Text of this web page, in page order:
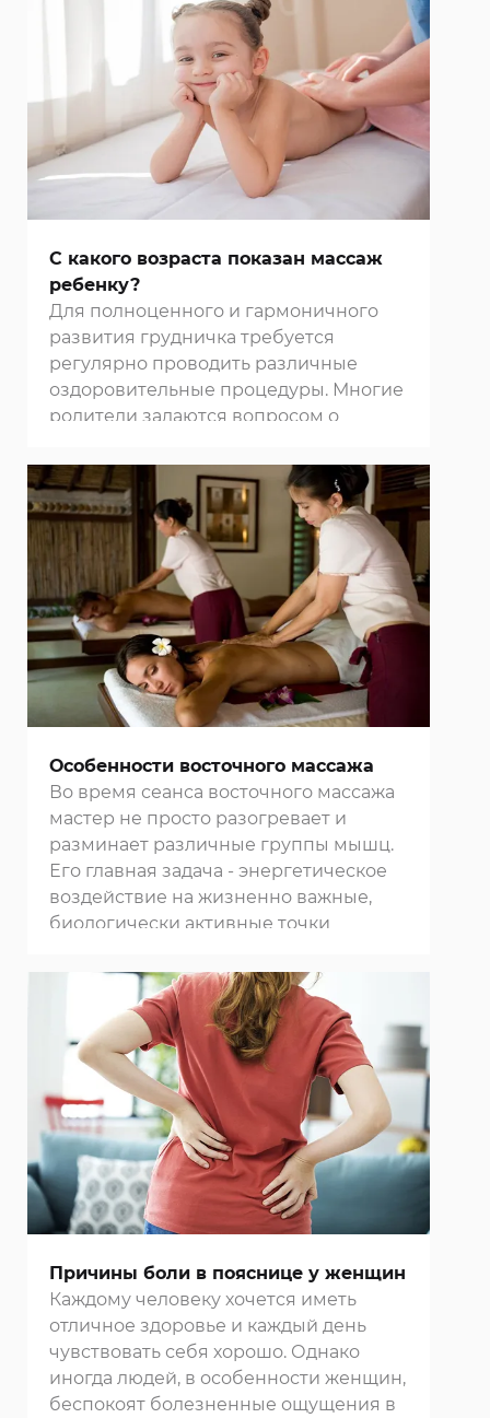
С какого возраста показан массаж
ребенку?
Для полноценного и гармоничного
развития грудничка требуется
регулярно проводить различные
оздоровительные процедуры. Многие
родители задаются вопросом о
для малыша. Педиатры и
физиотерапевты подтверждают
благотворное влияние этой
процедуры на формирование и
костно-мышечной и нервной
системы, рекомендуют начинать
проводить ее через 2-2,5 месяца после
появления ребенка на свет.
Особенности восточного массажа
Во время сеанса восточного массажа
мастер не просто разогревает и
разминает различные группы мышц.
Его главная задача - энергетическое
воздействие на жизненно важные,
биологически активные точки
процедуры достигается
динамическое равновесие всех
системы организма, благодаря чему
повышается его сопротивление
негативному влиянию внешней
среды, замедляются процессы
старения. Пройти курс массажей
разного типа вы можете в нашем
центре восточной медицины
Причины боли в пояснице у женщин
Каждому человеку хочется иметь
отличное здоровье и каждый день
чувствовать себя хорошо. Однако
иногда людей, в особенности женщин,
беспокоят болезненные ощущения в